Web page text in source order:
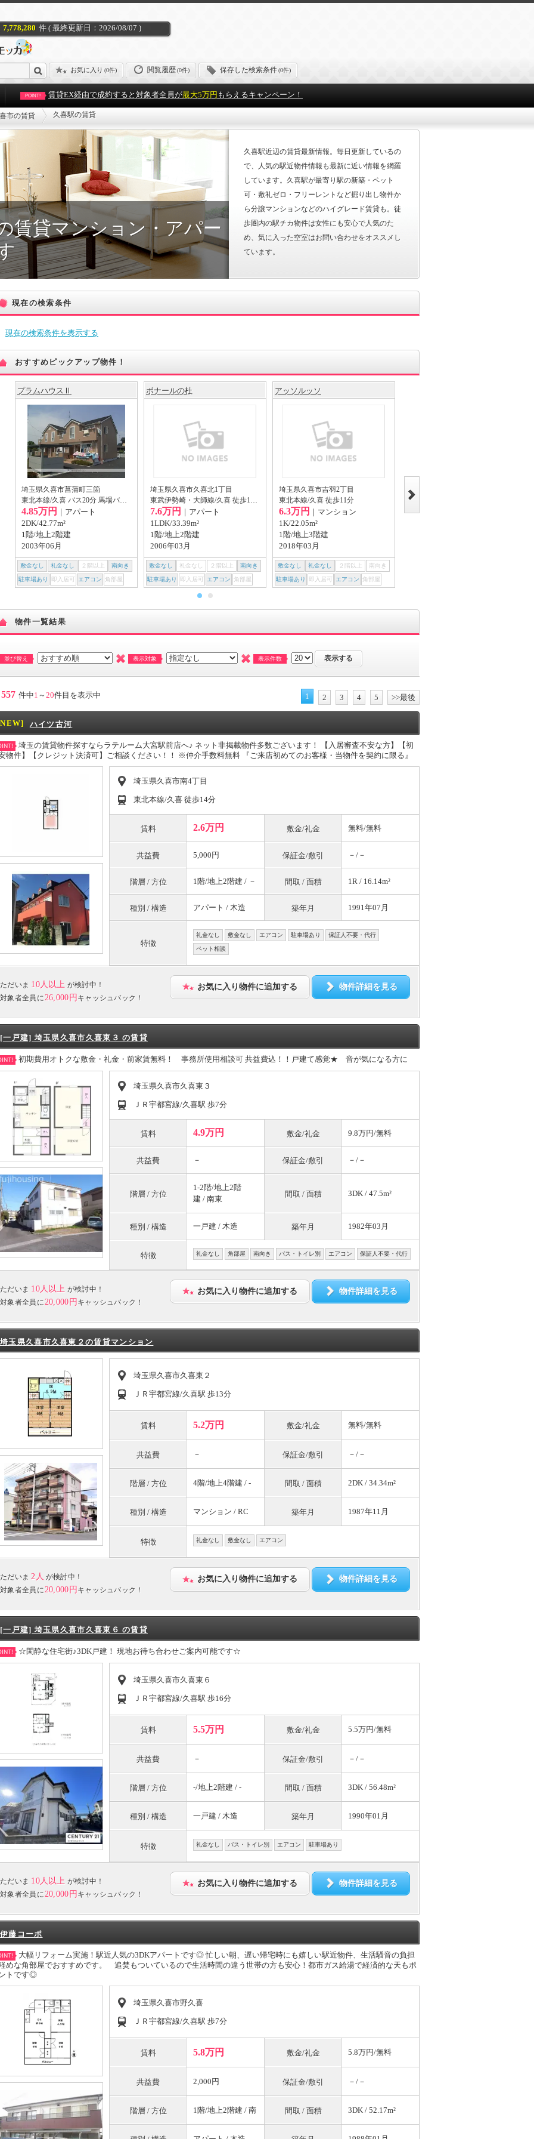
7,778,280 件 ( 最終更新日：2026/08/07 )
お気に入り (0件) 閲覧履歴(0件) 保存した検索条件(0件)
POINT! 賃貸EX経由で成約すると対象者全員が最大5万円 もらえるキャンペーン！
市の賃貸 久喜駅の賃貸
賃貸マンション・アパー
久喜駅近辺の賃貸最新情報。毎日更新しているの
で、人気の駅近物件情報も最新に近い情報を網羅
しています。久喜駅が最寄り駅の新築・ペット
可・敷礼ゼロ・フリーレントなど掘り出し物件か
ら分譲マンションなどのハイグレード賃貸も。徒
歩圏内の駅チカ物件は女性にも安心で人気のた
め、気に入った空室はお問い合わせをオススメし
ています。
現在の検索条件
現在の検索条件を表示する
おすすめピックアップ物件！
プラムハウスⅡ
埼玉県久喜市菖蒲町三箇
東北本線/久喜 バス20分 馬場バス停から徒歩16分
4.85万円 ｜アパート
2DK/42.77m²
1階/地上2階建
2003年06月
敷金なし 礼金なし ２階以上 南向き
駐車場あり 即入居可 エアコン 角部屋
ボナールの杜
埼玉県久喜市久喜北1丁目
東武伊勢崎・大師線/久喜 徒歩10分
7.6万円 ｜アパート
1LDK/33.39m²
1階/地上2階建
2006年03月
敷金なし 礼金なし ２階以上 南向き
駐車場あり 即入居可 エアコン 角部屋
アッソルッソ
埼玉県久喜市吉羽2丁目
東北本線/久喜 徒歩11分
6.3万円 ｜マンション
1K/22.05m²
1階/地上3階建
2018年03月
敷金なし 礼金なし ２階以上 南向き
駐車場あり 即入居可 エアコン 角部屋
埼玉県久喜市本町5丁目
東北本線/久喜 徒歩20分
6.7万円
物件一覧結果
並び替え 表示対象 表示件数
557 件中1 ～ 20件目を表示中 1 2 3 4 5 >>最後
ハイツ古河
埼玉の賃貸物件探すならラテルーム大宮駅前店へ♪ ネット非掲載物件多数ございます！ 【入居審査不安な方】【初
物件】【クレジット決済可】ご相談ください！！ ※仲介手数料無料 『ご来店初めてのお客様・当物件を契約に限る』
埼玉県久喜市南4丁目
東北本線/久喜 徒歩14分
賃料 2.6万円 敷金/礼金 無料/無料
共益費 5,000円 保証金/敷引 －/－
階層 / 方位 1階/地上2階建 / － 間取 / 面積 1R / 16.14m²
種別 / 構造 アパート / 木造 築年月 1991年07月
特徴
礼金なし 敷金なし エアコン 駐車場あり 保証人不要・代行
ペット相談
ただいま 10人以上 が検討中！
対象者全員に26,000円 キャッシュバック！
お気に入り物件に追加する 物件詳細を見る
[一戸建] 埼玉県久喜市久喜東３ の賃貸
初期費用オトクな敷金・礼金・前家賃無料！ 事務所使用相談可 共益費込！！戸建て感覚★ 音が気になる方に
埼玉県久喜市久喜東３
ＪＲ宇都宮線/久喜駅 歩7分
賃料 4.9万円 敷金/礼金 9.8万円/無料
共益費 － 保証金/敷引 －/－
階層 / 方位
1-2階/地上2階
建 / 南東
間取 / 面積 3DK / 47.5m²
種別 / 構造 一戸建 / 木造 築年月 1982年03月
特徴 礼金なし 角部屋 南向き バス・トイレ別 エアコン 保証人不要・代行
ただいま 10人以上 が検討中！
対象者全員に 20,000円 キャッシュバック！
お気に入り物件に追加する 物件詳細を見る
埼玉県久喜市久喜東２の賃貸マンション
埼玉県久喜市久喜東２
ＪＲ宇都宮線/久喜駅 歩13分
賃料 5.2万円 敷金/礼金 無料/無料
共益費 － 保証金/敷引 －/－
階層 / 方位 4階/地上4階建 / - 間取 / 面積 2DK / 34.34m²
種別 / 構造 マンション / RC 築年月 1987年11月
特徴 礼金なし 敷金なし エアコン
ただいま 2人 が検討中！
対象者全員に20,000円 キャッシュバック！
お気に入り物件に追加する 物件詳細を見る
[一戸建] 埼玉県久喜市久喜東６ の賃貸
☆閑静な住宅街♪3DK戸建！ 現地お待ち合わせご案内可能です☆
埼玉県久喜市久喜東６
ＪＲ宇都宮線/久喜駅 歩16分
賃料 5.5万円 敷金/礼金 5.5万円/無料
共益費 － 保証金/敷引 －/－
階層 / 方位 -/地上2階建 / - 間取 / 面積 3DK / 56.48m²
種別 / 構造 一戸建 / 木造 築年月 1990年01月
特徴 礼金なし バス・トイレ別 エアコン 駐車場あり
ただいま 10人以上 が検討中！
対象者全員に 20,000円 キャッシュバック！
お気に入り物件に追加する 物件詳細を見る
伊藤コーポ
大幅リフォーム実施！駅近人気の3DKアパートです◎ 忙しい朝、遅い帰宅時にも嬉しい駅近物件、生活騒音の負担
めな角部屋でおすすめです。 追焚もついているので生活時間の違う世帯の方も安心！都市ガス給湯で経済的な天もポ
トです◎
埼玉県久喜市野久喜
ＪＲ宇都宮線/久喜駅 歩7分
賃料 5.8万円 敷金/礼金 5.8万円/無料
共益費 2,000円 保証金/敷引 －/－
階層 / 方位 1階/地上2階建 / 南 間取 / 面積 3DK / 52.17m²